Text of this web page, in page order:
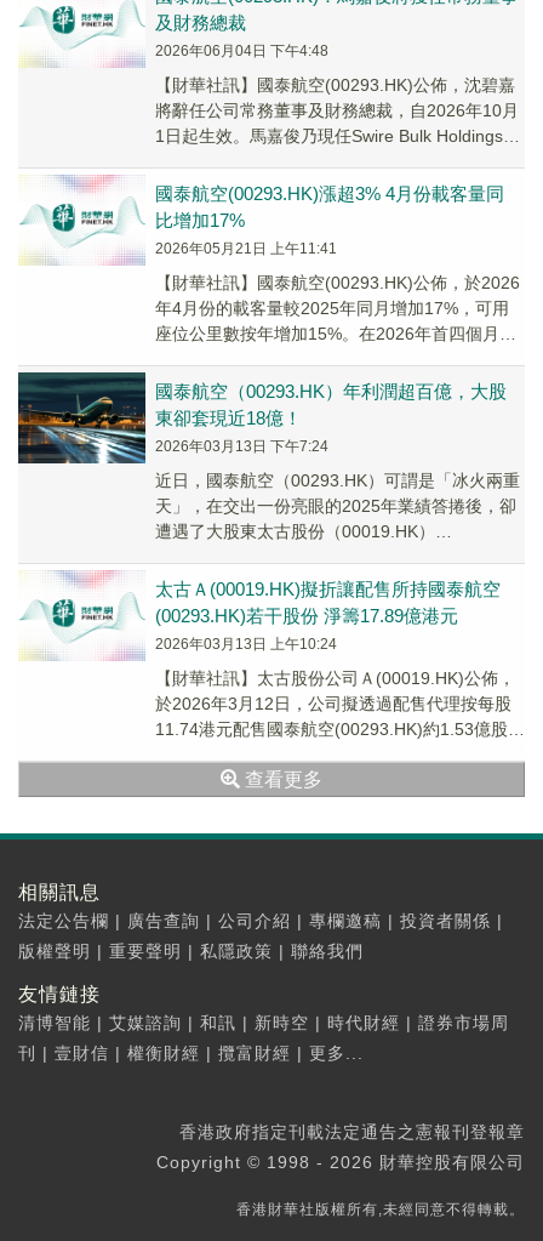
及財務總裁
2026年06月04日 下午4:48
​【財華社訊】國泰航空(00293.HK)公佈，沈碧嘉
將辭任公司常務董事及財務總裁，自2026年10月
1日起生效。馬嘉俊乃現任Swire Bulk Holdings
國泰航空(00293.HK)漲超3% 4月份載客量同
比增加17%
2026年05月21日 上午11:41
​【財華社訊】國泰航空(00293.HK)公佈，於2026
年4月份的載客量較2025年同月增加17%，可用
座位公里數按年增加15%。在2026年首四個月，
國泰航空（00293.HK）年利潤超百億，大股
東卻套現近18億！
2026年03月13日 下午7:24
近日，國泰航空（00293.HK）可謂是「冰火兩重
天」，在交出一份亮眼的2025年業績答捲後，卻
遭遇了大股東太古股份（00019.HK）
太古Ａ(00019.HK)擬折讓配售所持國泰航空
(00293.HK)若干股份 淨籌17.89億港元
2026年03月13日 上午10:24
【財華社訊】太古股份公司Ａ(00019.HK)公佈，
於2026年3月12日，公司擬透過配售代理按每股
11.74港元配售國泰航空(00293.HK)約1.53億股
查看更多
相關訊息
法定公告欄 | 廣告查詢 | 公司介紹 | 專欄邀稿 | 投資者關係 |
版權聲明 | 重要聲明 | 私隱政策 | 聯絡我們
友情鏈接
清博智能 | 艾媒諮詢 | 和訊 | 新時空 | 時代財經 | 證券市場周
刊
| 壹財信 | 權衡財經 | 攬富財經 | 更多...
香港政府指定刊載法定通告之憲報刊登報章
Copyright © 1998 - 2026 財華控股有限公司
香港財華社版權所有,未經同意不得轉載。